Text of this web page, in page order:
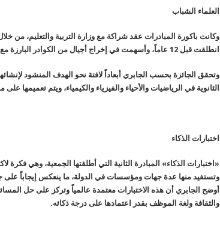
العلماء الشباب
وكانت باكورة المبادرات عقد شراكة مع وزارة التربية والتعليم، من
انطلقت قبل 12 عاماً، وأسهمت في إخراج أجيال من الكوادر البارزة مع أكثر من 440 طالباً موهوباً.
الثانوية في الرياضيات والأحياء والفيزياء والكيمياء، ويتم تعميمها
اختبارات الذكاء
«اختبارات الذكاء» المبادرة الثانية التي أطلقتها الجمعية، وهي
وتستفيد منها عدة جهات ومؤسسات في الدولة، ما ينعكس إيجاباً
أوضح الجابري أن هذه الاختبارات معتمدة عالمياً وتركز على حل
والثقافة ولغة الموظف بقدر اعتمادها على درجة ذكائه.